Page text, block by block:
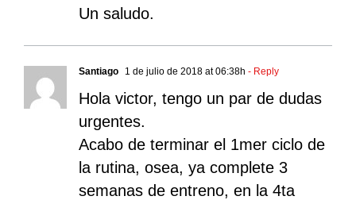
Un saludo.
Santiago 1 de julio de 2018 at 06:38h - Reply
Hola victor, tengo un par de dudas
urgentes.
Acabo de terminar el 1mer ciclo de
la rutina, osea, ya complete 3
semanas de entreno, en la 4ta